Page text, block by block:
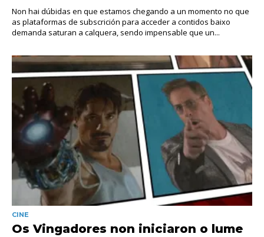
Non hai dúbidas en que estamos chegando a un momento no que
as plataformas de subscrición para acceder a contidos baixo
demanda saturan a calquera, sendo impensable que un...
CINE
Os Vingadores non iniciaron o lume